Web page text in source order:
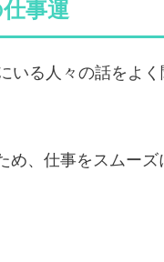
事運
いる人々の話をよ
、仕事をスムー